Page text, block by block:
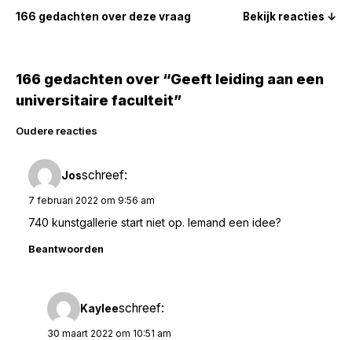
166 gedachten over deze vraag Bekijk reacties ↓
166 gedachten over “Geeft leiding aan een
universitaire faculteit”
Reacties
navigatie
Oudere reacties
Josschreef:
7 februari 2022 om 9:56 am
740 kunstgallerie start niet op. Iemand een idee?
Beantwoorden
Kayleeschreef:
30 maart 2022 om 10:51 am